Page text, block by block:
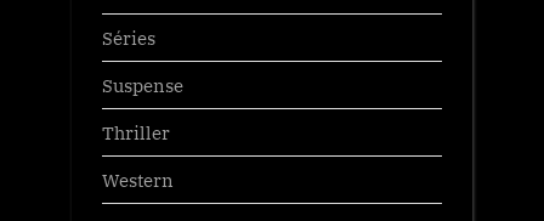
Séries
Suspense
Thriller
Western